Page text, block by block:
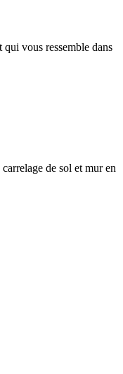
qui vous ressemble dans
de sol et mur en